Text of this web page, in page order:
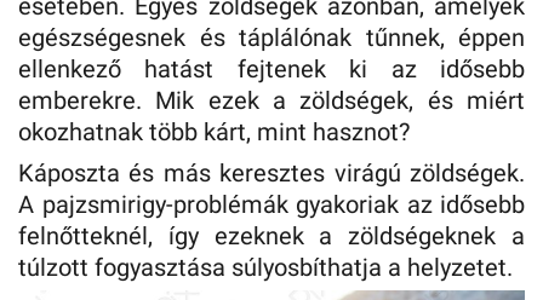
esetében. Egyes zöldségek azonban, amelyek
egészségesnek és táplálónak tűnnek, éppen
ellenkező hatást fejtenek ki az idősebb
emberekre. Mik ezek a zöldségek, és miért
okozhatnak több kárt, mint hasznot?
Káposzta és más keresztes virágú zöldségek.
A pajzsmirigy-problémák gyakoriak az idősebb
felnőtteknél, így ezeknek a zöldségeknek a
túlzott fogyasztása súlyosbíthatja a helyzetet.